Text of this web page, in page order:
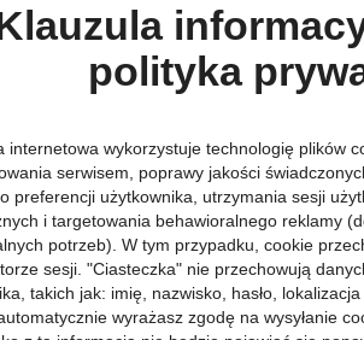
Atrakcje » Góry » 27 grudnia
pod
polityka
internetowa wykorzystuje technologię plików
serwisem, poprawy jakości
preferencji użytkownika, utrzymania sesji
i targetowania behawioralnego reklamy
potrzeb). W tym przypadku, cookie
sesji. "Ciasteczka" nie przechowują
takich jak: imię, nazwisko, hasło,
wyrażasz zgodę na wysyłanie